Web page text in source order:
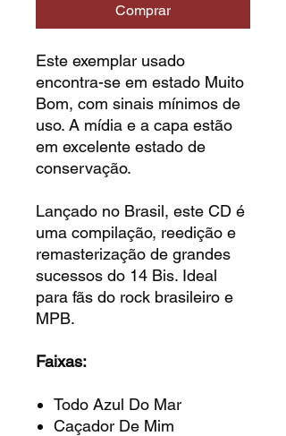
Comprar
Este exemplar usado
encontra-se em estado Muito
Bom, com sinais mínimos de
uso. A mídia e a capa estão
em excelente estado de
conservação.
Lançado no Brasil, este CD é
uma compilação, reedição e
remasterização de grandes
sucessos do 14 Bis. Ideal
para fãs do rock brasileiro e
MPB.
Faixas:
Todo Azul Do Mar
Caçador De Mim